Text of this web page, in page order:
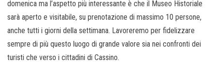
domenica ma l’aspetto più interessante è che il Museo Historiale
sarà aperto e visitabile, su prenotazione di massimo 10 persone,
anche tutti i giorni della settimana. Lavoreremo per fidelizzare
sempre di più questo luogo di grande valore sia nei confronti dei
turisti che verso i cittadini di Cassino.